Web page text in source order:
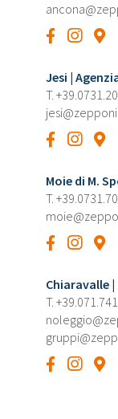
Jesi |
T.
Moie di M.
T.
Chiaravalle
T.